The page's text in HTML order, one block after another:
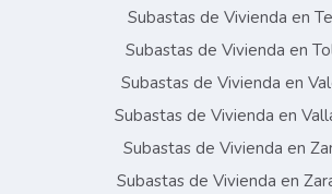
Subastas de Vivienda en
Subastas de Vivienda en
Subastas de Vivienda en
Subastas de Vivienda en
Subastas de Vivienda en
Subastas de Vivienda en